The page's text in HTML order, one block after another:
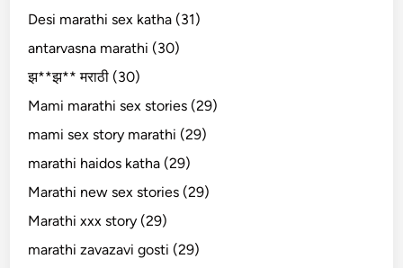
Desi marathi sex katha (31)
antarvasna marathi (30)
झ**झ** मराठी (30)
Mami marathi sex stories (29)
mami sex story marathi (29)
marathi haidos katha (29)
Marathi new sex stories (29)
Marathi xxx story (29)
marathi zavazavi gosti (29)